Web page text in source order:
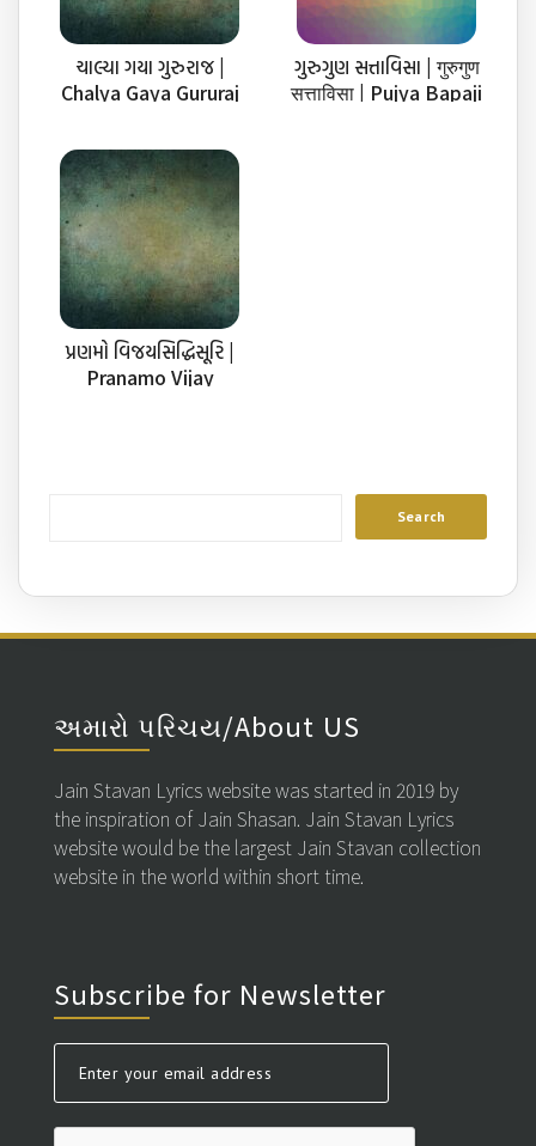
ચાલ્યા ગયા ગુરુરાજ |
Chalya Gaya Gururaj
ગુરુગુણ સત્તાવિસા | गुरुगुण
सत्ताविसा | Pujya Bapaji
પ્રણમો વિજયસિદ્ધિસૂરિ |
Pranamo Vijay
અમારો પરિચય/About US
Jain Stavan Lyrics website was started in 2019 by
the inspiration of Jain Shasan. Jain Stavan Lyrics
website would be the largest Jain Stavan collection
website in the world within short time.
Subscribe for Newsletter